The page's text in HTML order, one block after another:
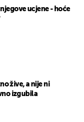
ucjene - hoće
žive, a nije ni
izgubila